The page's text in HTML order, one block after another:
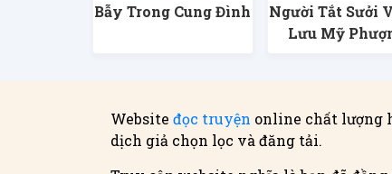
Bẫy Trong Cung Đình
Người Tắt Sưởi
Lưu Mỹ
Website đọc truyện online chất lượng
dịch giả chọn lọc và đăng tải.